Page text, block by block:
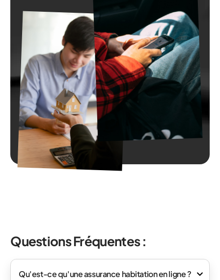
Questions Fréquentes :
Qu'est-ce qu'une assurance habitation en ligne ?